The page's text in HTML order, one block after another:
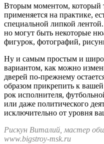
Вторым моментом, который
применяется на практике,
специальной липкой
но могут быть некоторые
фигурок, фотографий,
Ну и самым простым и
вариантом, как можно
дверей по-прежнему
образом прикрепить к
рок исполнителя,
или даже политического
исключительно от уровня
Рискун Виталий, мастер
www.bigstroy-msk.ru